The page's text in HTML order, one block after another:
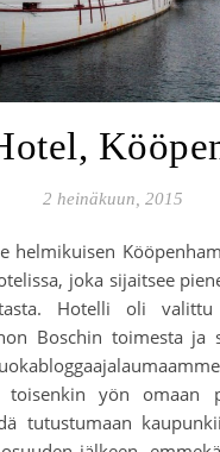
2 heinäkuun, 2015
joka sijaitsee
Hotelli oli
Boschin toimesta ja
toisenkin yön omaan
tutustumaan